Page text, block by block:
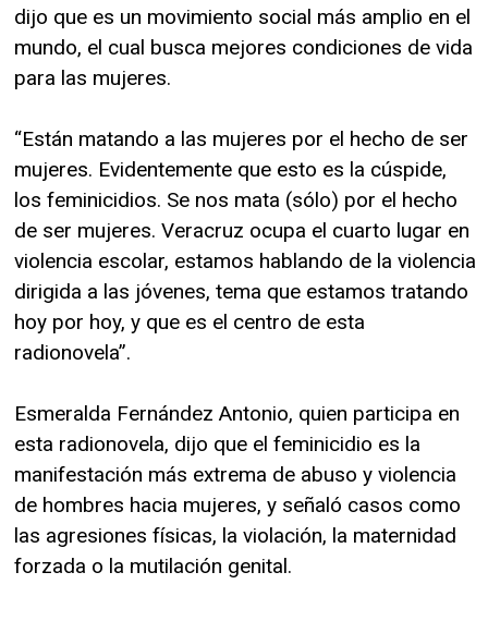
dijo que es un movimiento social más amplio en el
mundo, el cual busca mejores condiciones de vida
para las mujeres.
“Están matando a las mujeres por el hecho de ser
mujeres. Evidentemente que esto es la cúspide,
los feminicidios. Se nos mata (sólo) por el hecho
de ser mujeres. Veracruz ocupa el cuarto lugar en
violencia escolar, estamos hablando de la violencia
dirigida a las jóvenes, tema que estamos tratando
hoy por hoy, y que es el centro de esta
radionovela”.
Esmeralda Fernández Antonio, quien participa en
esta radionovela, dijo que el feminicidio es la
manifestación más extrema de abuso y violencia
de hombres hacia mujeres, y señaló casos como
las agresiones físicas, la violación, la maternidad
forzada o la mutilación genital.